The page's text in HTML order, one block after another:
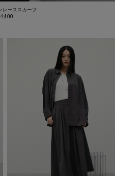
レーススカーフ
4,400